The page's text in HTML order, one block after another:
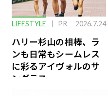
LIFESTYLE PR 2026.7.24
ハリー杉山の相棒、ラ
ンも日常もシームレス
に彩るアイヴォルのサ
ングラス